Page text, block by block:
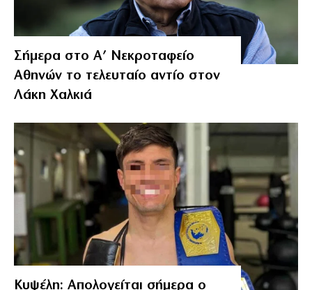
Σήμερα στο Α’ Νεκροταφείο
Αθηνών το τελευταίο αντίο στον
Λάκη Χαλκιά
Κυψέλη: Απολογείται σήμερα ο